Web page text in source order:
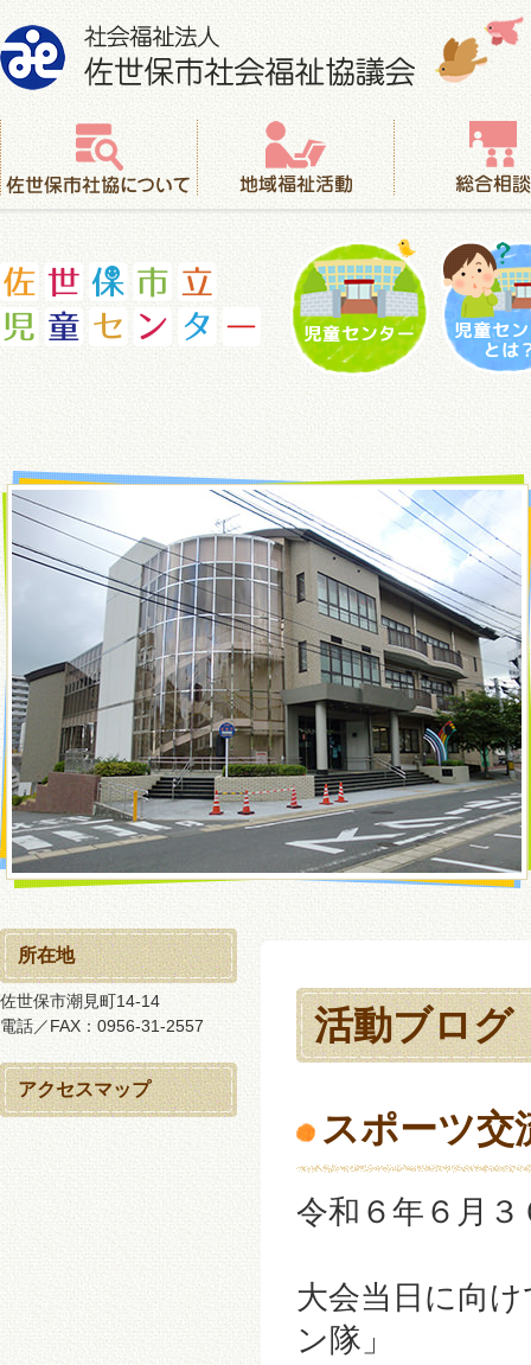
社会福祉法人 佐世保市社会福祉協議会
佐世保市社協について
地域福祉活動 総合相談
佐世保市立児童センター
活動ブログ
スポーツ交
令和６年６月
大会当日に向
ン隊」
所在地
佐世保市潮見町14-14
電話／FAX：0956-31-2557
アクセスマップ